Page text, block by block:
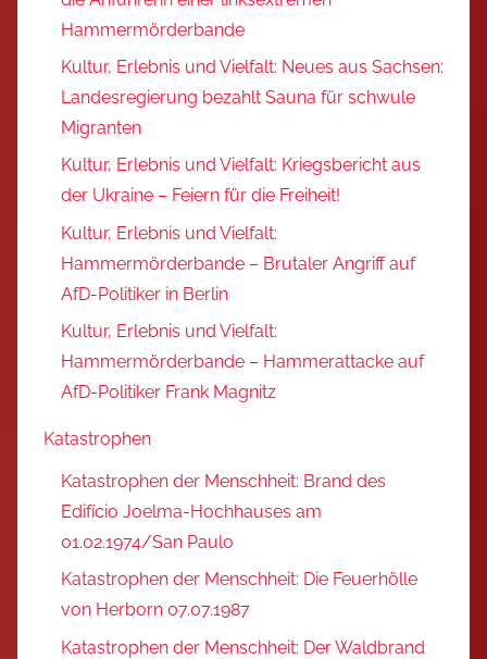
Hammermörderbande
Kultur, Erlebnis und Vielfalt: Neues aus Sachsen:
Landesregierung bezahlt Sauna für schwule
Migranten
Kultur, Erlebnis und Vielfalt: Kriegsbericht aus
der Ukraine – Feiern für die Freiheit!
Kultur, Erlebnis und Vielfalt:
Hammermörderbande – Brutaler Angriff auf
AfD-Politiker in Berlin
Kultur, Erlebnis und Vielfalt:
Hammermörderbande – Hammerattacke auf
AfD-Politiker Frank Magnitz
Katastrophen
Katastrophen der Menschheit: Brand des
Edifício Joelma-Hochhauses am
01.02.1974/San Paulo
Katastrophen der Menschheit: Die Feuerhölle
von Herborn 07.07.1987
Katastrophen der Menschheit: Der Waldbrand